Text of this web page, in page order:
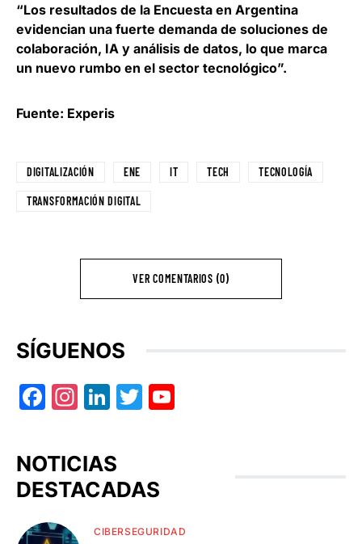
“Los resultados de la Encuesta en Argentina
evidencian una fuerte demanda de soluciones de
colaboración, IA y análisis de datos, lo que marca
un nuevo rumbo en el sector tecnológico”.
Fuente: Experis
DIGITALIZACIÓN ENE IT TECH TECNOLOGÍA
TRANSFORMACIÓN DIGITAL
VER COMENTARIOS (0)
SÍGUENOS
Facebook
Instagram
LinkedIn
Twitter
NOTICIAS
DESTACADAS
CIBERSEGURIDAD